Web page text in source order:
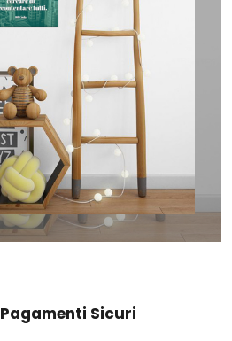
Pagamenti Sicuri